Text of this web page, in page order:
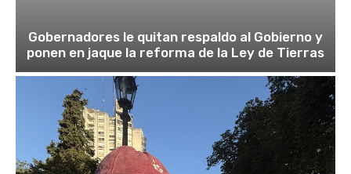
Gobernadores le quitan respaldo al Gobierno y
ponen en jaque la reforma de la Ley de Tierras